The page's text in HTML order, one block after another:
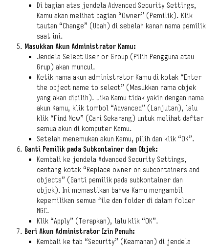
Di bagian atas jendela Advanced Security Settings,
Kamu akan melihat bagian “Owner” (Pemilik). Klik
tautan “Change” (Ubah) di sebelah kanan nama pemilik
saat ini.
Masukkan Akun Administrator Kamu:
Jendela Select User or Group (Pilih Pengguna atau
Grup) akan muncul.
Ketik nama akun administrator Kamu di kotak “Enter
the object name to select” (Masukkan nama objek
yang akan dipilih). Jika Kamu tidak yakin dengan nama
akun Kamu, klik tombol “Advanced” (Lanjutan), lalu
klik “Find Now” (Cari Sekarang) untuk melihat daftar
semua akun di komputer Kamu.
Setelah menemukan akun Kamu, pilih dan klik “OK”.
Ganti Pemilik pada Subkontainer dan Objek:
Kembali ke jendela Advanced Security Settings,
centang kotak “Replace owner on subcontainers and
objects” (Ganti pemilik pada subkontainer dan
objek). Ini memastikan bahwa Kamu mengambil
kepemilikan semua file dan folder di dalam folder
NGC.
Klik “Apply” (Terapkan), lalu klik “OK”.
Beri Akun Administrator Izin Penuh:
Kembali ke tab “Security” (Keamanan) di jendela